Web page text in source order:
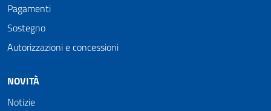
Pagamenti
Sostegno
Autorizzazioni e concessioni
NOVITÀ
Notizie